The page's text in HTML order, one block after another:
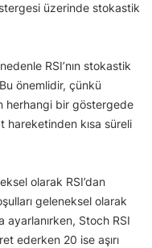
üzerinde stokastik
RSI’nın stokastik
önemlidir, çünkü
herhangi bir göstergede
hareketinden kısa süreli
olarak RSI’dan
geleneksel olarak
ayarlanırken, Stoch RSI
ederken 20 ise aşırı